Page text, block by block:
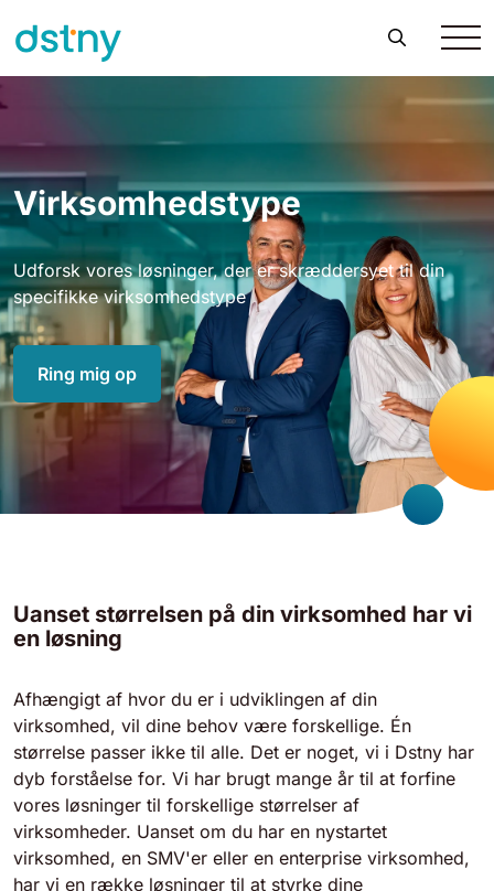
Virksomhedstype
Udforsk vores løsninger, der er skræddersyet til din
specifikke virksomhedstype
Ring mig op
Uanset størrelsen på din virksomhed har vi
en løsning
Afhængigt af hvor du er i udviklingen af din
virksomhed, vil dine behov være forskellige. Én
størrelse passer ikke til alle. Det er noget, vi i Dstny har
dyb forståelse for. Vi har brugt mange år til at forfine
vores løsninger til forskellige størrelser af
virksomheder. Uanset om du har en nystartet
virksomhed, en SMV'er eller en enterprise virksomhed,
har vi en række løsninger til at styrke dine